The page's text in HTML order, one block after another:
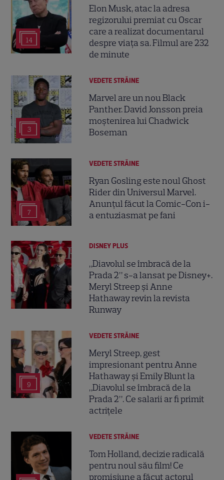
14
Elon Musk, atac la adresa
regizorului premiat cu Oscar
care a realizat documentarul
despre viața sa. Filmul are 232
de minute
3
VEDETE STRĂINE
Marvel are un nou Black
Panther. David Jonsson preia
moștenirea lui Chadwick
Boseman
7
VEDETE STRĂINE
Ryan Gosling este noul Ghost
Rider din Universul Marvel.
Anunțul făcut la Comic-Con i-
a entuziasmat pe fani
DISNEY PLUS
„Diavolul se îmbracă de la
Prada 2” s-a lansat pe Disney+.
Meryl Streep și Anne
Hathaway revin la revista
Runway
9
VEDETE STRĂINE
Meryl Streep, gest
impresionant pentru Anne
Hathaway și Emily Blunt la
„Diavolul se îmbracă de la
Prada 2”. Ce salarii ar fi primit
actrițele
VEDETE STRĂINE
Tom Holland, decizie radicală
pentru noul său film! Ce
promisiune a făcut actorul